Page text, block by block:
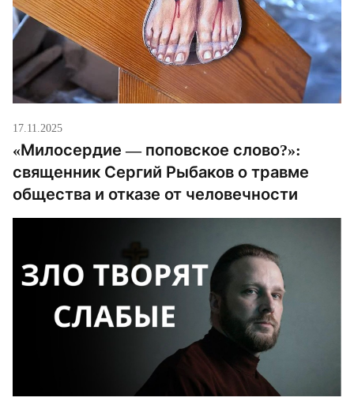
17.11.2025
«Милосердие — поповское слово?»:
священник Сергий Рыбаков о травме
общества и отказе от человечности